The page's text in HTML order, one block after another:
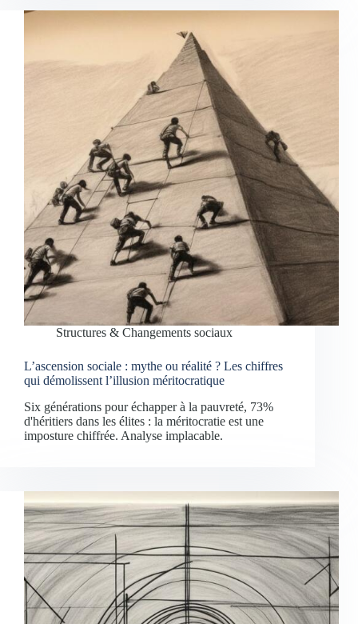
Structures & Changements sociaux
L’ascension sociale : mythe ou réalité ? Les chiffres
qui démolissent l’illusion méritocratique
Six générations pour échapper à la pauvreté, 73%
d'héritiers dans les élites : la méritocratie est une
imposture chiffrée. Analyse implacable.